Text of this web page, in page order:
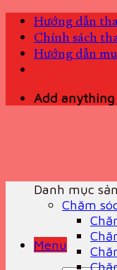
Skip
content
Hướng dẫn
Chính sách
Hướng dẫn
Add anything
Menu
Danh mục
Chăm